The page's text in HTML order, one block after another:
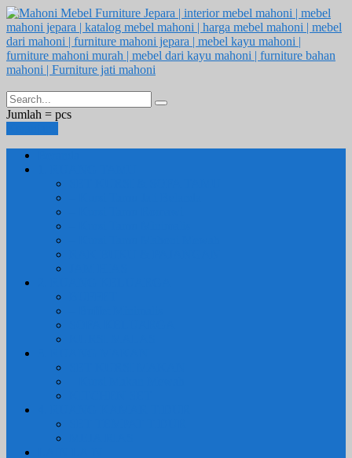
Jumlah = pcs